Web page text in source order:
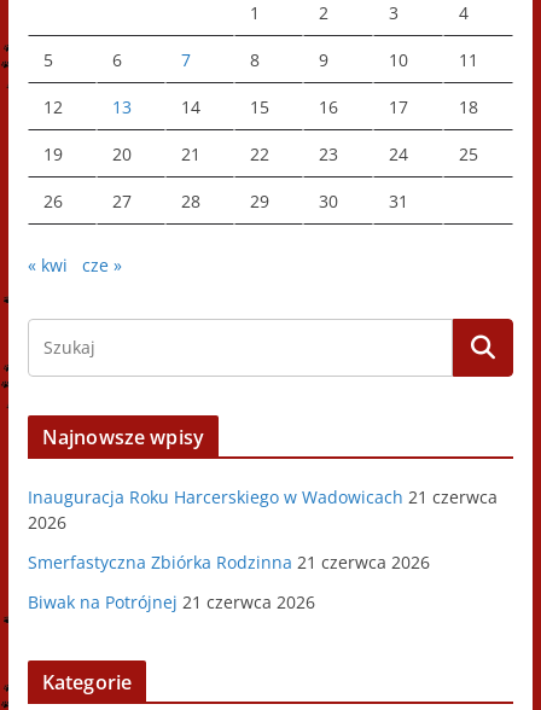
1 2 3 4
5 6 7 8 9 10 11
12 13 14 15 16 17 18
19 20 21 22 23 24 25
26 27 28 29 30 31
« kwi cze »
Najnowsze wpisy
Inauguracja Roku Harcerskiego w Wadowicach 21 czerwca
2026
Smerfastyczna Zbiórka Rodzinna 21 czerwca 2026
Biwak na Potrójnej 21 czerwca 2026
Kategorie